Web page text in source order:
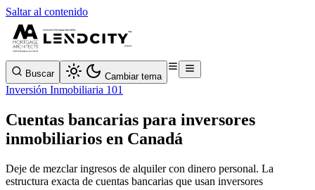
Saltar al contenido
Buscar Cambiar tema
Inversión Inmobiliaria 101
Cuentas bancarias para inversores
inmobiliarios en Canadá
Deje de mezclar ingresos de alquiler con dinero personal. La
estructura exacta de cuentas bancarias que usan inversores